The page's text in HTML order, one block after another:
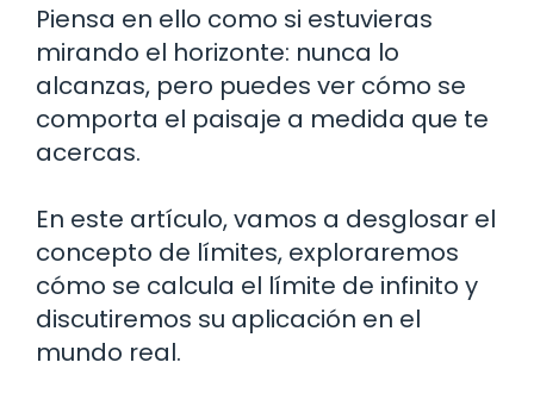
Piensa en ello como si estuvieras
mirando el horizonte: nunca lo
alcanzas, pero puedes ver cómo se
comporta el paisaje a medida que te
acercas.
En este artículo, vamos a desglosar el
concepto de límites, exploraremos
cómo se calcula el límite de infinito y
discutiremos su aplicación en el
mundo real.